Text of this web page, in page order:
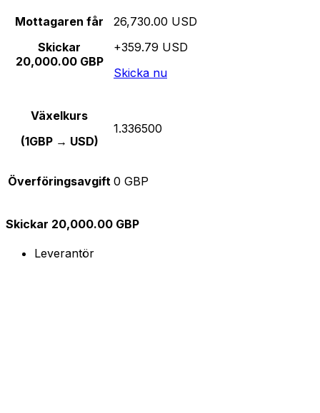
Mottagaren får
Skickar
20,000.00 GBP
26,730.00 USD
+359.79 USD
Skicka nu
Växelkurs
(1GBP → USD)
1.336500
Överföringsavgift 0 GBP
Skickar 20,000.00 GBP
Leverantör